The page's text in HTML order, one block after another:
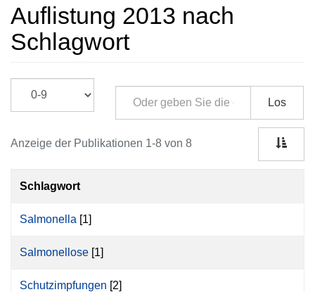
Auflistung 2013 nach
Schlagwort
Los
Anzeige der Publikationen 1-8 von 8
Schlagwort
Salmonella [1]
Salmonellose [1]
Schutzimpfungen [2]